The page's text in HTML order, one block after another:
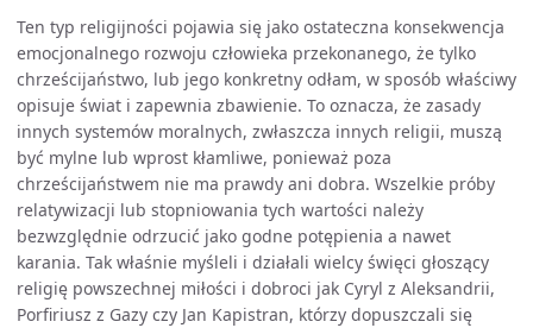
Ten typ religijności pojawia się jako ostateczna konsekwencja
emocjonalnego rozwoju człowieka przekonanego, że tylko
chrześcijaństwo, lub jego konkretny odłam, w sposób właściwy
opisuje świat i zapewnia zbawienie. To oznacza, że zasady
innych systemów moralnych, zwłaszcza innych religii, muszą
być mylne lub wprost kłamliwe, ponieważ poza
chrześcijaństwem nie ma prawdy ani dobra. Wszelkie próby
relatywizacji lub stopniowania tych wartości należy
bezwzględnie odrzucić jako godne potępienia a nawet
karania. Tak właśnie myśleli i działali wielcy święci głoszący
religię powszechnej miłości i dobroci jak Cyryl z Aleksandrii,
Porfiriusz z Gazy czy Jan Kapistran, którzy dopuszczali się